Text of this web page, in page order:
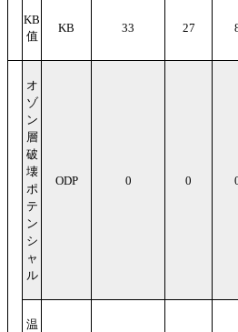
KB
值
KB 33 27
オ
ゾ
ン
層
破
壊
ポ
テ
ン
シ
ャ
ル
ODP 0 0
温